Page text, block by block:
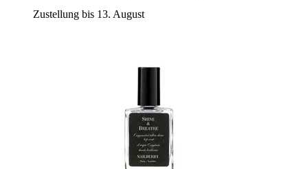
Zustellung bis 13. August